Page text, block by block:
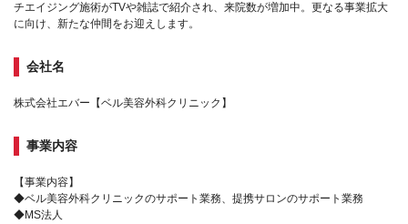
チエイジング施術がTVや雑誌で紹介され、来院数が増加中。更なる事業拡大
に向け、新たな仲間をお迎えします。
会社名
株式会社エバー【ベル美容外科クリニック】
事業内容
【事業内容】
◆ベル美容外科クリニックのサポート業務、提携サロンのサポート業務
◆MS法人